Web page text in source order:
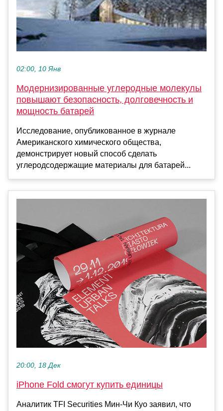
02:00, 10 Янв
Модернизированные углеродные молекулы
повышают безопасность, долговечность и
мощность батарей
Исследование, опубликованное в журнале
Американского химического общества,
демонстрирует новый способ сделать
углеродсодержащие материалы для батарей...
20:00, 18 Дек
iPhone Fold смогут купить единицы
Аналитик TFI Securities Мин-Чи Куо заявил, что